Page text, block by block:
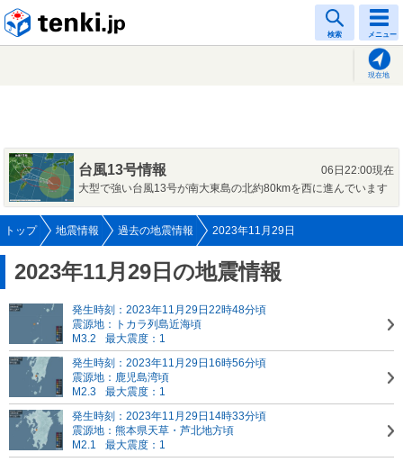
検索 メニュー
現在地
台風13号情報
06日22:00現在
大型で強い台風13号が南大東島の北約80kmを西に進んでいます
トップ 地震情報 過去の地震情報 2023年11月29日
2023年11月29日の地震情報
発生時刻：2023年11月29日22時48分頃
震源地：トカラ列島近海頃
M3.2
最大震度：1
発生時刻：2023年11月29日16時56分頃
震源地：鹿児島湾頃
M2.3
最大震度：1
発生時刻：2023年11月29日14時33分頃
震源地：熊本県天草・芦北地方頃
M2.1
最大震度：1